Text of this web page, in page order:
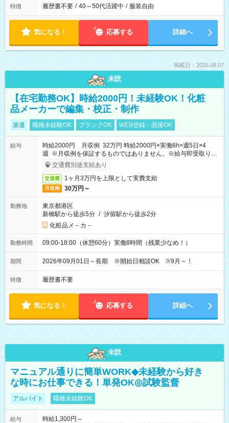
特徴 履歴書不要 / 40～50代活躍中 / 服装自由
気になる！ 応募する 詳細へ
掲載日：2026.08.07
未読
【在宅勤務OK】時給2000円！未経験OK！化粧
品メーカーで編集・校正・制作
派遣 職種未経験OK ブランクOK WEB登録・面接OK
給与
時給2000円 月収例 32万円 時給2000円×実働8h×週5日×4
週 ※月収例を保証するものではありません。※給与即受取りサ
ービス利用可（利用条件有）
交通費別途支給あり
交通費 1ヶ月3万円を上限として実費支給
月収例 30万円～
勤務地
東京都港区
新橋駅から徒歩5分 / 汐留駅から徒歩2分
化粧品メ－カ－
勤務時間 09:00-18:00（休憩60分）実働8時間（残業少なめ！）
期間 2026年09月01日～長期 ※開始日相談OK ※9月～！
特徴 履歴書不要
気になる！ 応募する 詳細へ
未読
マニュアル通りに簡単WORK◆未経験から好き
な時にお仕事できる！単発OK◎試験監督
アルバイト 職種未経験OK
給与
時給1,300円～